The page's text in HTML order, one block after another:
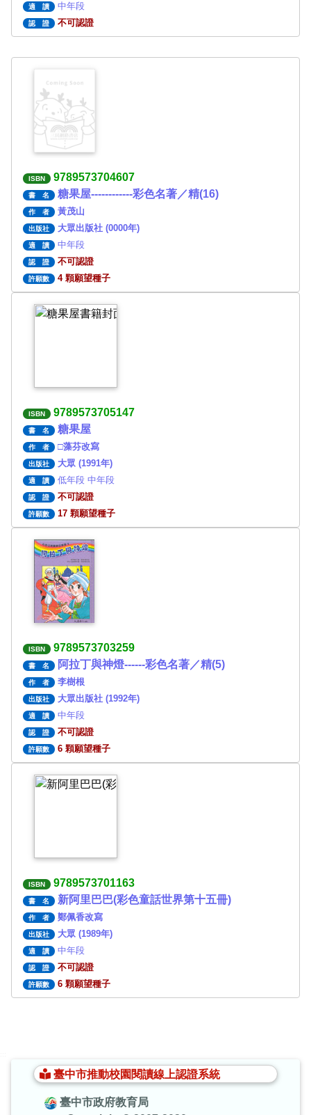
適 讀 中年段
認 證 不可認證
ISBN 9789573704607
書 名 糖果屋------------彩色名著／精(16)
作 者 黃茂山
出版社 大眾出版社 (0000年)
適 讀 中年段
認 證 不可認證
許願數 4 顆願望種子
ISBN 9789573705147
書 名 糖果屋
作 者 □藻芬改寫
出版社 大眾 (1991年)
適 讀 低年段 中年段
認 證 不可認證
許願數 17 顆願望種子
ISBN 9789573703259
書 名 阿拉丁與神燈------彩色名著／精(5)
作 者 李樹根
出版社 大眾出版社 (1992年)
適 讀 中年段
認 證 不可認證
許願數 6 顆願望種子
ISBN 9789573701163
書 名 新阿里巴巴(彩色童話世界第十五冊)
作 者 鄭佩香改寫
出版社 大眾 (1989年)
適 讀 中年段
認 證 不可認證
許願數 6 顆願望種子
臺中市推動校園閱讀線上認證系統
臺中市政府教育局